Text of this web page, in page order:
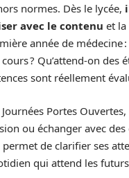
normes. Dès le lycée,
avec le contenu et
année de médecine
? Qu’attend-on des
sont réellement
Portes Ouvertes,
ou échanger avec
permet de clarifier ses
qui attend les